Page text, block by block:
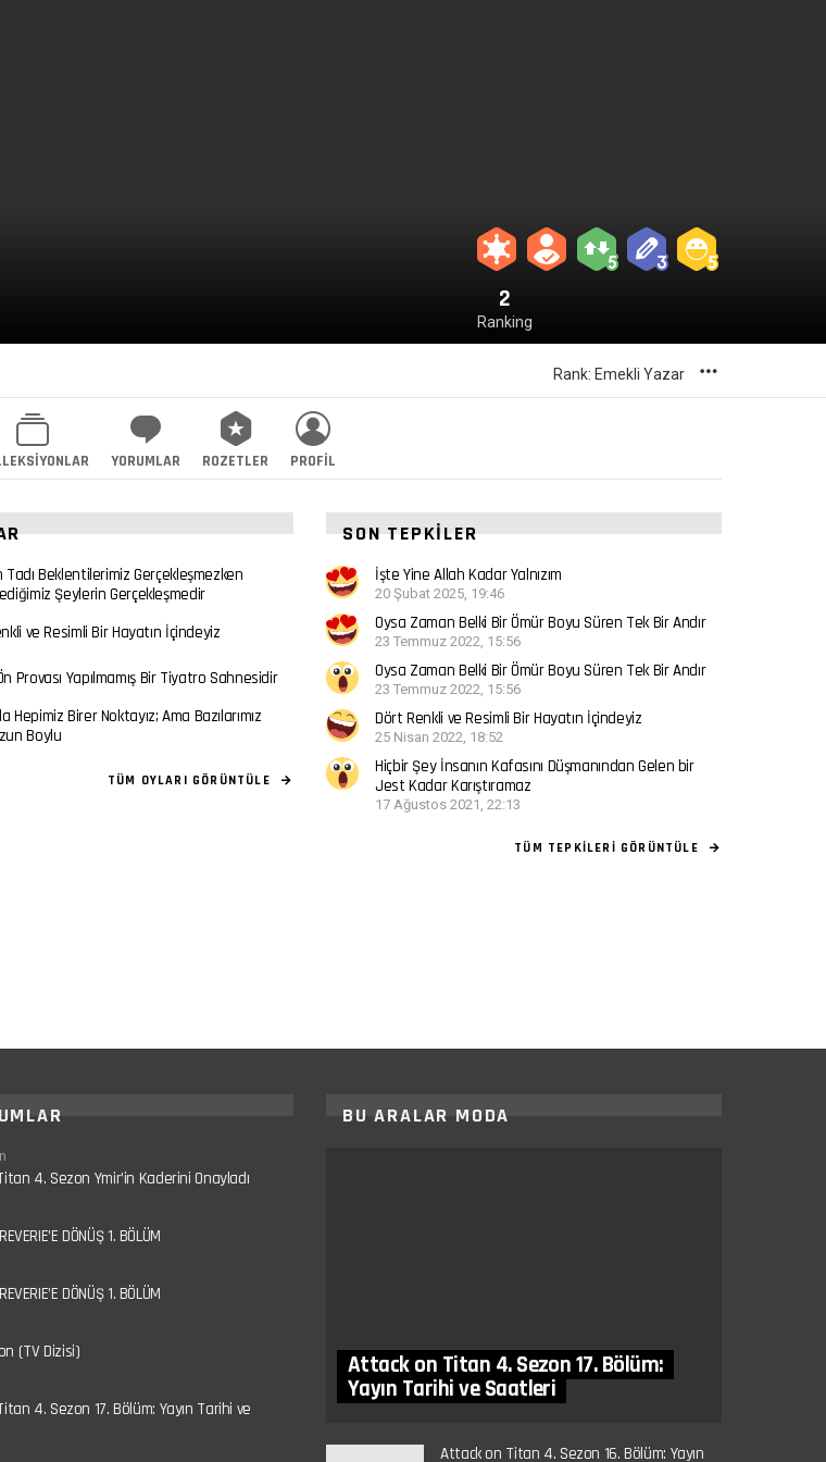
2
Ranking
Rank: Emekli Yazar
YORUMLAR ROZETLER PROFIL
Tadı Beklentilerimiz Gerçekleşmezken
Şeylerin Gerçekleşmedir
ve Resimli Bir Hayatın İçindeyiz
Provası Yapılmamış Bir Tiyatro Sahnesidir
Hepimiz Birer Noktayız; Ama Bazılarımız
Boylu
TÜM OYLARI GÖRÜNTÜLE
SON TEPKILER
İşte Yine Allah Kadar Yalnızım
20 Şubat 2025, 19:46
Oysa Zaman Belki Bir Ömür Boyu Süren Tek Bir Andır
23 Temmuz 2022, 15:56
Oysa Zaman Belki Bir Ömür Boyu Süren Tek Bir Andır
23 Temmuz 2022, 15:56
Dört Renkli ve Resimli Bir Hayatın İçindeyiz
25 Nisan 2022, 18:52
Hiçbir Şey İnsanın Kafasını Düşmanından Gelen bir
Jest Kadar Karıştıramaz
17 Ağustos 2021, 22:13
TÜM TEPKILERI GÖRÜNTÜLE
4. Sezon Ymir’in Kaderini Onayladı
DÖNÜŞ 1. BÖLÜM
DÖNÜŞ 1. BÖLÜM
(TV Dizisi)
4. Sezon 17. Bölüm: Yayın Tarihi ve
BU ARALAR MODA
Attack on Titan 4. Sezon 17. Bölüm:
Yayın Tarihi ve Saatleri
Attack on Titan 4. Sezon 16. Bölüm: Yayın